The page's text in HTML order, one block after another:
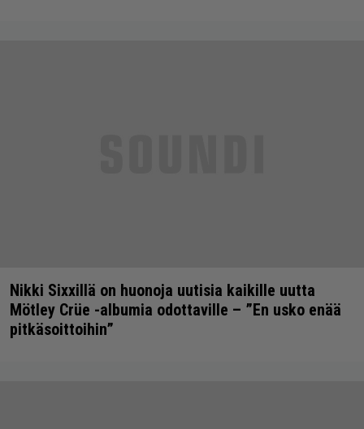
Nikki Sixxillä on huonoja uutisia kaikille uutta
Mötley Crüe -albumia odottaville – ”En usko enää
pitkäsoittoihin”